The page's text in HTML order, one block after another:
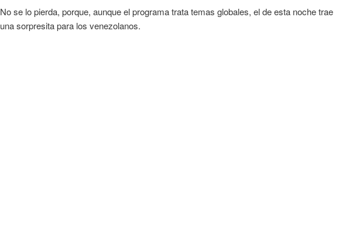
No se lo pierda, porque, aunque el programa trata temas globales, el de esta noche trae
una sorpresita para los venezolanos.